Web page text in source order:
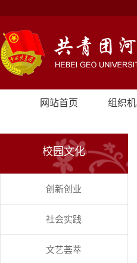
网站首页 组织
校园文化
创新创业
社会实践
文艺荟萃